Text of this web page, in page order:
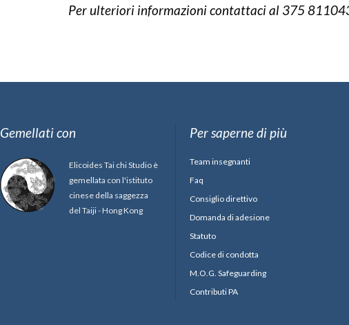
Per ulteriori informazioni contattaci al 375
Gemellati con
Elicoides Tai chi Studio è
gemellata con l'istituto
cinese della saggezza
del Taiji - Hong Kong
Per saperne di più
Team insegnanti
Faq
Consiglio direttivo
Domanda di adesione
Statuto
Codice di condotta
M.O.G. Safeguarding
Contributi PA